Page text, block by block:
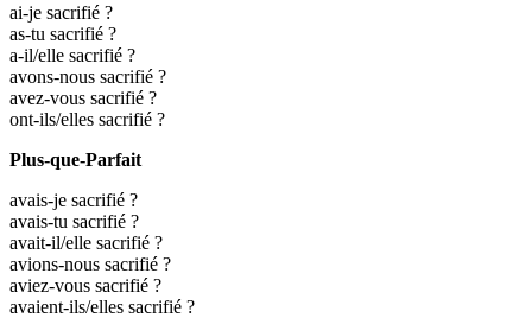
ai-je sacrifié ?
as-tu sacrifié ?
a-il/elle sacrifié ?
avons-nous sacrifié ?
avez-vous sacrifié ?
ont-ils/elles sacrifié ?
Plus-que-Parfait
avais-je sacrifié ?
avais-tu sacrifié ?
avait-il/elle sacrifié ?
avions-nous sacrifié ?
aviez-vous sacrifié ?
avaient-ils/elles sacrifié ?